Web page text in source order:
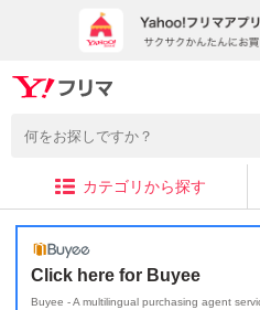
カテゴリから探す
Click here for Buyee
Buyee - A multilingual purchasing agent